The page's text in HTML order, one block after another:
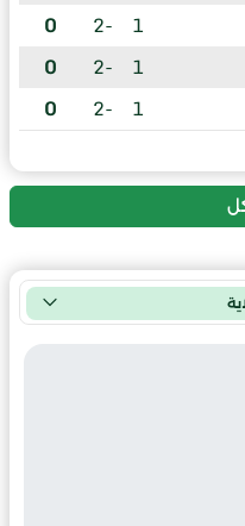
1
-2
0
1
-2
0
1
-2
0